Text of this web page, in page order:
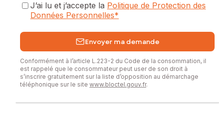
J’ai lu et j’accepte la Politique de Protection des
Données Personnelles*
Envoyer ma demande
Conformément à l’article L.223-2 du Code de la consommation, il
est rappelé que le consommateur peut user de son droit à
s’inscrire gratuitement sur la liste d’opposition au démarchage
téléphonique sur le site www.bloctel.gouv.fr.